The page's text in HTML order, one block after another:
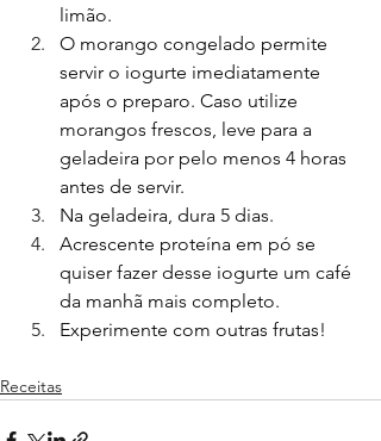
limão.
O morango congelado permite
servir o iogurte imediatamente
após o preparo. Caso utilize
morangos frescos, leve para a
geladeira por pelo menos 4 horas
antes de servir.
Na geladeira, dura 5 dias.
Acrescente proteína em pó se
quiser fazer desse iogurte um café
da manhã mais completo.
Experimente com outras frutas!
Receitas